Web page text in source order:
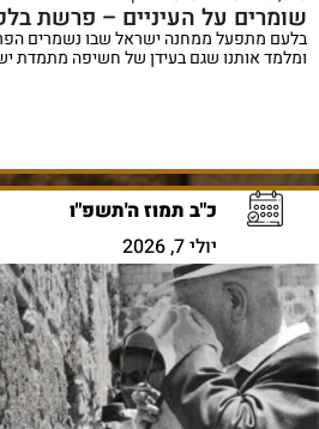
שומרים על העיניים – פרשת
בלעם מתפעל ממחנה ישראל שבו נשמרים
ומלמד אותנו שגם בעידן של חשיפה מתמדת
כ"ב תמוז ה'תשפ"ו
יולי 7, 2026